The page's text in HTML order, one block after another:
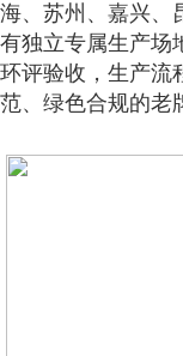
海、苏州、嘉兴、
有独立专属生产场
环评验收，生产流
范、绿色合规的老